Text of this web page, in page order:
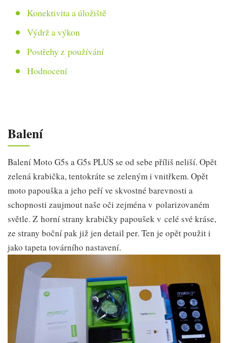
Konektivita a úložiště
Výdrž a výkon
Postřehy z používání
Hodnocení
Balení
Balení Moto G5s a G5s PLUS se od sebe příliš neliší. Opět
zelená krabička, tentokráte se zeleným i vnitřkem. Opět
moto papouška a jeho peří ve skvostné barevnosti a
schopnosti zaujmout naše oči zejména v polarizovaném
světle. Z horní strany krabičky papoušek v celé své kráse,
ze strany boční pak již jen detail per. Ten je opět použit i
jako tapeta továrního nastavení.